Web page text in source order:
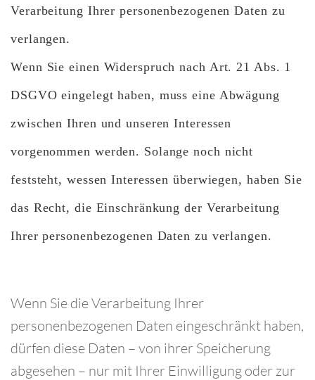
Verarbeitung Ihrer personenbezogenen Daten zu
verlangen.
Wenn Sie einen Widerspruch nach Art. 21 Abs. 1
DSGVO eingelegt haben, muss eine Abwägung
zwischen Ihren und unseren Interessen
vorgenommen werden. Solange noch nicht
feststeht, wessen Interessen überwiegen, haben Sie
das Recht, die Einschränkung der Verarbeitung
Ihrer personenbezogenen Daten zu verlangen.
Wenn Sie die Verarbeitung Ihrer
personenbezogenen Daten eingeschränkt haben,
dürfen diese Daten – von ihrer Speicherung
abgesehen – nur mit Ihrer Einwilligung oder zur